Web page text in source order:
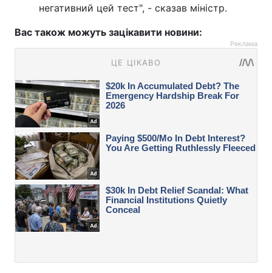
негативний цей тест", - сказав міністр.
Вас також можуть зацікавити новини:
Реклама